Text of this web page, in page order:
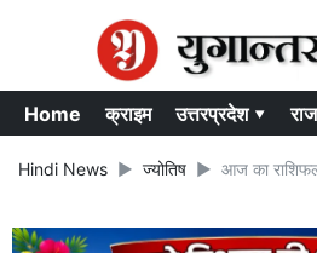
Home क्राइम उत्तरप्रदेश ▾
Hindi News ज्योतिष आज का